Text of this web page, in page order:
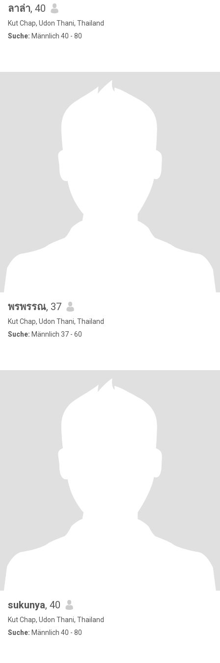
ลาล่า, 40
Kut Chap, Udon Thani, Thailand
Suche: Männlich 40 - 80
พรพรรณ, 37
Kut Chap, Udon Thani, Thailand
Suche: Männlich 37 - 60
sukunya, 40
Kut Chap, Udon Thani, Thailand
Suche: Männlich 40 - 80